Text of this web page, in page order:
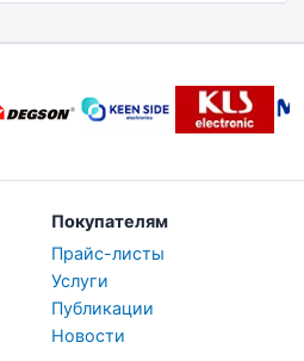
Покупателям
Прайс-листы
Услуги
Публикации
Новости